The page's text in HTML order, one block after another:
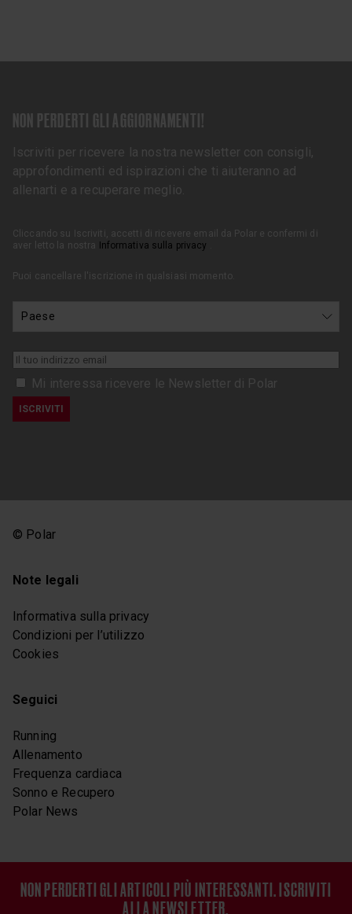
NON PERDERTI GLI ARTICOLI PIÙ INTERESSANTI. ISCRIVITI
ALLA NEWSLETTER.
NON PERDERTI GLI AGGIORNAMENTI!
Iscriviti per ricevere la nostra newsletter con consigli,
approfondimenti ed ispirazioni che ti aiuteranno ad
allenarti e a recuperare meglio.
Cliccando su Iscriviti, accetti di ricevere email da Polar e confermi di
aver letto la nostra
Informativa sulla privacy
Puoi cancellare l'iscrizione in qualsiasi momento.
Mi interessa ricevere le Newsletter di Polar
© Polar
Note legali
Informativa sulla privacy
Condizioni per l’utilizzo
Cookies
Seguici
Running
Allenamento
Frequenza cardiaca
Sonno e Recupero
Polar News